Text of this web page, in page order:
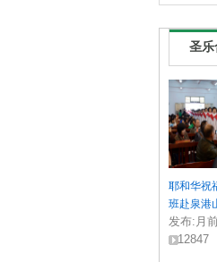
圣乐
耶和华祝
班赴泉港
唱）
发布: 月前
12847